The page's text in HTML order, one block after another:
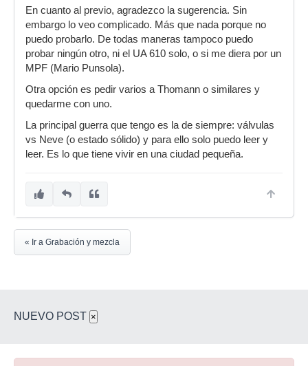
En cuanto al previo, agradezco la sugerencia. Sin
embargo lo veo complicado. Más que nada porque no
puedo probarlo. De todas maneras tampoco puedo
probar ningún otro, ni el UA 610 solo, o si me diera por un
MPF (Mario Punsola).
Otra opción es pedir varios a Thomann o similares y
quedarme con uno.
La principal guerra que tengo es la de siempre: válvulas
vs Neve (o estado sólido) y para ello solo puedo leer y
leer. Es lo que tiene vivir en una ciudad pequeña.
« Ir a Grabación y mezcla
NUEVO POST ×